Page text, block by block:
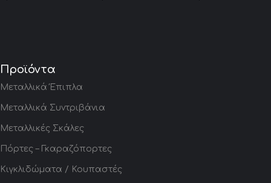
Προϊόντα
Μεταλλικά Έπιπλα
Μεταλλικά Συντριβάνια
Μεταλλικές Σκάλες
Πόρτες – Γκαραζόπορτες
Κιγκλιδώματα / Κουπαστές